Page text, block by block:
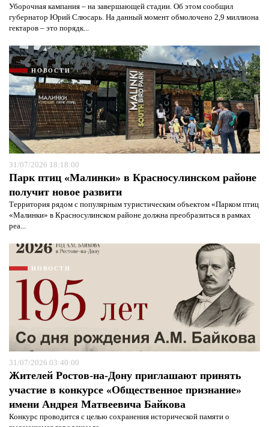
Уборочная кампания – на завершающей стадии. Об этом сообщил
губернатор Юрий Слюсарь. На данный момент обмолочено 2,9 миллиона
гектаров – это порядк...
НОВОСТИ
31/07/2026 18:18:00
Парк птиц «Малинки» в Красносулинском районе
получит новое развити
Территория рядом с популярным туристическим объектом «Парком птиц
«Малинки» в Красносулинском районе должна преобразиться в рамках
реа...
НОВОСТИ
31/07/2026 03:40:00
Жителей Ростов-на-Дону приглашают принять
участие в конкурсе «Общественное признание»
имени Андрея Матвеевича Байкова
Конкурс проводится с целью сохранения исторической памяти о
Я согласен сполитикой конфиденциальности и
защиты информации*
Я согласен сполитикой конфиденциальности и
защиты информации*